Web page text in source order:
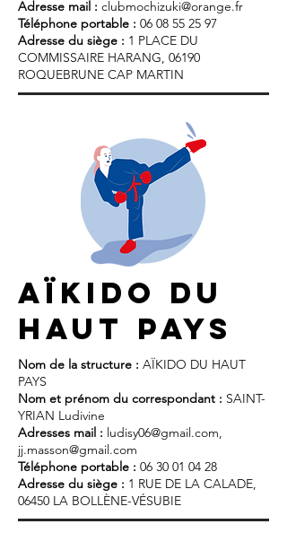
Adresse mail : clubmochizuki@orange.fr
Téléphone portable : 06 08 55 25 97
Adresse du siège : 1 PLACE DU
COMMISSAIRE HARANG, 06190
ROQUEBRUNE CAP MARTIN
aïkido du
haut pays
Nom de la structure : AÏKIDO DU HAUT
PAYS
Nom et prénom du correspondant : SAINT-
YRIAN Ludivine
Adresses mail : ludisy06@gmail.com,
jj.masson@gmail.com
Téléphone portable : 06 30 01 04 28
Adresse du siège : 1 RUE DE LA CALADE,
06450 LA BOLLÈNE-VÉSUBIE